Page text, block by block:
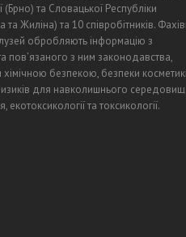
(Брно) та Словацької Республіки
та Жиліна) та 10 співробітників.
обробляють інформацію з
пов’язаного з ним законодавства,
хімічною безпекою, безпеки
для навколишнього
екотоксикології та токсикології.